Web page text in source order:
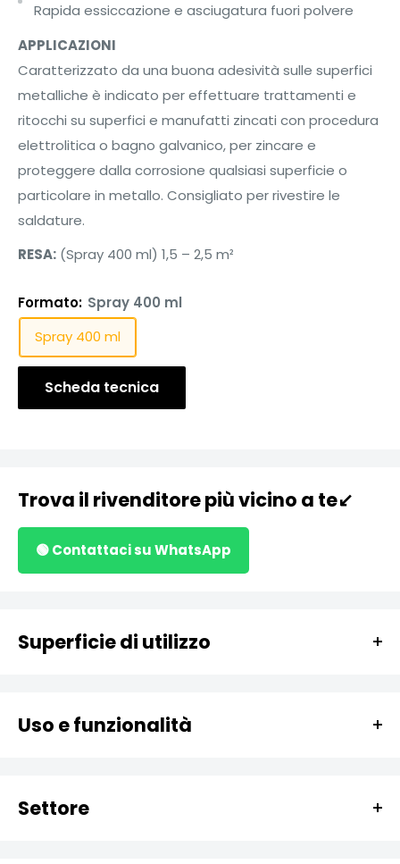
Rapida essiccazione e asciugatura fuori polvere
APPLICAZIONI
Caratterizzato da una buona adesività sulle superfici
metalliche è indicato per effettuare trattamenti e
ritocchi su superfici e manufatti zincati con procedura
elettrolitica o bagno galvanico, per zincare e
proteggere dalla corrosione qualsiasi superficie o
particolare in metallo. Consigliato per rivestire le
saldature.
RESA: (Spray 400 ml) 1,5 – 2,5 m²
Formato: Spray 400 ml
Spray 400 ml
Scheda tecnica
Trova il rivenditore più vicino a te↙️
🟢 Contattaci su WhatsApp
Superficie di utilizzo
Saldature
Uso e funzionalità
Settore